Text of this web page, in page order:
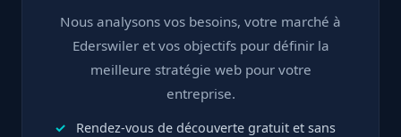
Nous analysons vos besoins, votre marché à
Ederswiler et vos objectifs pour définir la
meilleure stratégie web pour votre
entreprise.
Rendez-vous de découverte gratuit et sans